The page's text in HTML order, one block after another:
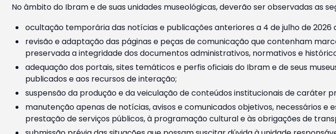
No âmbito do Ibram e de suas unidades museológicas, deverão ser observadas as
ocultação temporária das notícias e publicações anteriores a 4 de julho de
revisão e adaptação das páginas e peças de comunicação que contenham
preservada a integridade dos documentos administrativos, normativos e
adequação dos portais, sites temáticos e perfis oficiais do Ibram e de seus
publicados e aos recursos de interação;
suspensão da produção e da veiculação de conteúdos institucionais de caráter
manutenção apenas de notícias, avisos e comunicados objetivos, necessários
prestação de serviços públicos, à programação cultural e às obrigações de